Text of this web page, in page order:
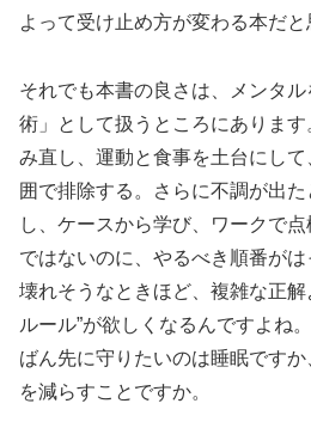
よって受け止め方が変わる本だと
それでも本書の良さは、メンタ
術」として扱うところにありま
み直し、運動と食事を土台にし
囲で排除する。さらに不調が出
し、ケースから学び、ワークで
ではないのに、やるべき順番が
壊れそうなときほど、複雑な正
ルール”が欲しくなるんですよね
ばん先に守りたいのは睡眠です
を減らすことですか。